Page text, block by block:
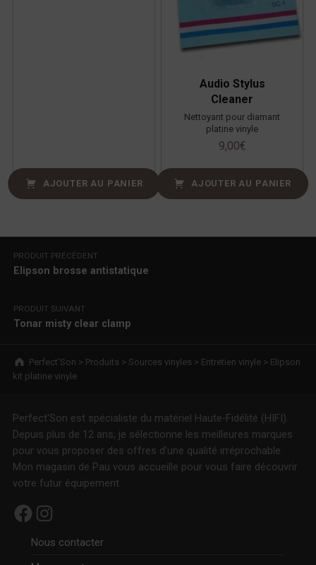
AJOUTER AU PANIER
Audio Stylus
Cleaner
Nettoyant pour diamant
platine vinyle
9,00€
AJOUTER AU PANIER
Navigation de l’article
PRODUIT PRÉCÉDENT
Elipson brosse antistatique
PRODUIT SUIVANT
Tonar misty clear clamp
Breadcrumbs navigation
Perfect’Son > Produits > Sources vinyles > Entretien vinyle> Elipson
kit platine vinyle
Perfect'Son est spécialiste du matériel Haute-Fidélité (HIFI).
Depuis plus de 12 ans, je sélectionne les meilleures marques
pour vous proposer des offres d'une qualité irréprochable.
Mon magasin de Pau vous accueille pour vous faire découvrir
votre futur équipement.
Facebook Instagram
Nous contacter